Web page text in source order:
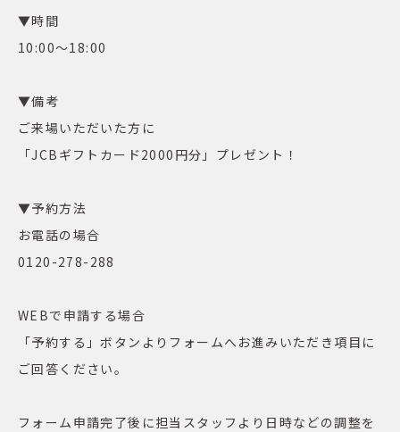
▼時間
10:00～18:00
▼備考
ご来場いただいた方に
「JCBギフトカード2000円分」プレゼント！
▼予約方法
お電話の場合
0120-278-288
WEBで申請する場合
「予約する」ボタンよりフォームへお進みいただき項目に
ご回答ください。
フォーム申請完了後に担当スタッフより日時などの調整を